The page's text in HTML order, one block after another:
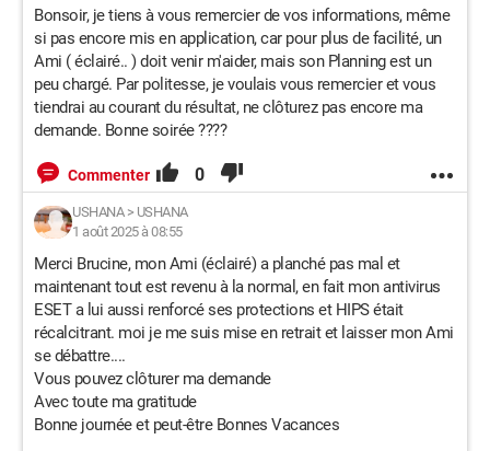
Bonsoir, je tiens à vous remercier de vos informations, même
si pas encore mis en application, car pour plus de facilité, un
Ami ( éclairé.. ) doit venir m'aider, mais son Planning est un
peu chargé. Par politesse, je voulais vous remercier et vous
tiendrai au courant du résultat, ne clôturez pas encore ma
demande. Bonne soirée ????
Commenter 0
USHANA> USHANA
1 août 2025 à 08:55
Merci Brucine, mon Ami (éclairé) a planché pas mal et
maintenant tout est revenu à la normal, en fait mon antivirus
ESET a lui aussi renforcé ses protections et HIPS était
récalcitrant. moi je me suis mise en retrait et laisser mon Ami
se débattre....
Vous pouvez clôturer ma demande
Avec toute ma gratitude
Bonne journée et peut-être Bonnes Vacances